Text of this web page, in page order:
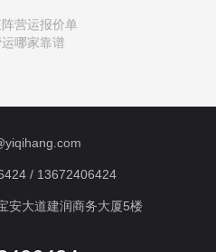
营运报价单
哪家靠谱
/ 13672406424
安大道建润商务大厦5楼